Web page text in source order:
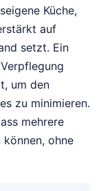
Küche,
auf
setzt. Ein
um den
zu minimieren.
mehrere
ohne